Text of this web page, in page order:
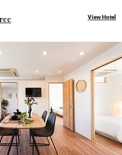
View Hotel